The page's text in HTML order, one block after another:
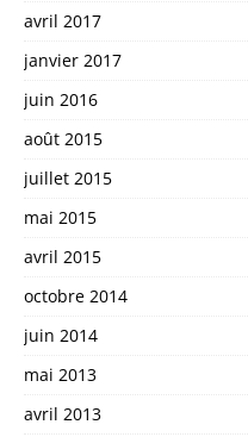
avril 2017
janvier 2017
juin 2016
août 2015
juillet 2015
mai 2015
avril 2015
octobre 2014
juin 2014
mai 2013
avril 2013